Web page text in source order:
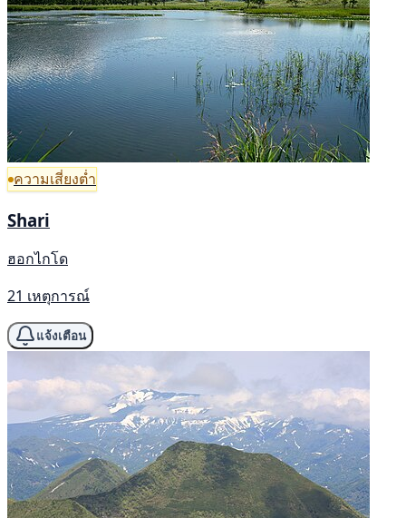
ความเสี่ยงต่ำ
Shari
ฮอกไกโด
21 เหตุการณ์
แจ้งเตือน